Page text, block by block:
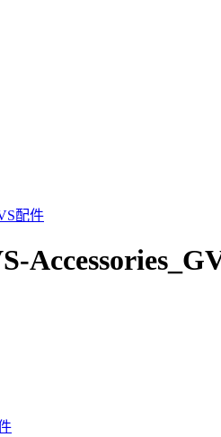
配件